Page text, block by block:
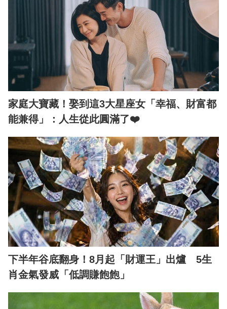
家庭大寶藏！娶到這3大星座女「幸福、財富都
能兼得」：人生從此圓滿了❤️
下半年谷底翻身！8月起「財運王」出爐 5生
肖金氣發威「低調賺飽飽」